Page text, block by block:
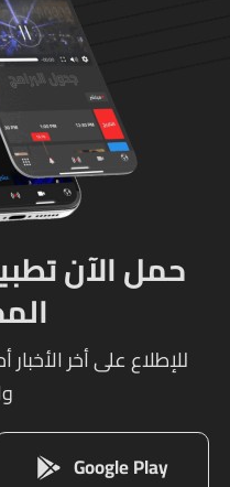
للإطلاع على أخر
Google Play